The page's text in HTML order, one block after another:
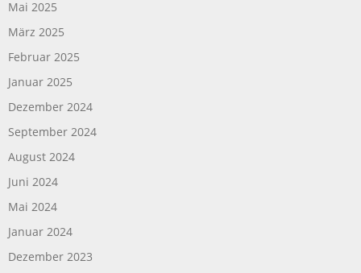
Mai 2025
März 2025
Februar 2025
Januar 2025
Dezember 2024
September 2024
August 2024
Juni 2024
Mai 2024
Januar 2024
Dezember 2023